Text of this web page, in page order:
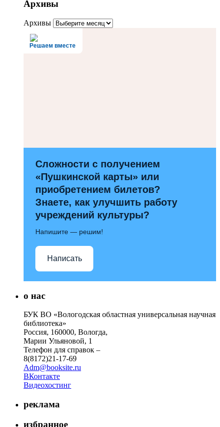
Архивы
Архивы
Решаем вместе
Сложности с получением
«Пушкинской карты» или
приобретением билетов?
Знаете, как улучшить работу
учреждений культуры?
Напишите — решим!
Написать
о нас
БУК ВО «Вологодская областная универсальная научная
библиотека»
Россия, 160000, Вологда,
Марии Ульяновой, 1
Телефон для справок –
8(8172)21-17-69
Adm@booksite.ru
ВКонтакте
Видеохостинг
реклама
избранное